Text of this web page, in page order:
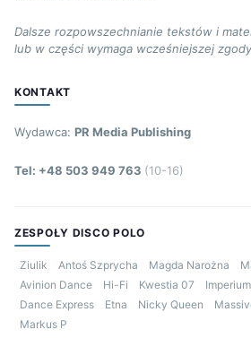
Dalsze rozpowszechnianie tekstów i
lub w części wymaga wcześniejszej
KONTAKT
Wydawca: PR Media Publishing
Tel: +48 503 949 763 (10-16)
ZESPOŁY DISCO POLO
Ziulik Antoś Szprycha Magda Narożna
Avinion Dance
Hi-Fi Kwestia 07 Imperium
Dance Express
Etna Nicky Queen
Markus P